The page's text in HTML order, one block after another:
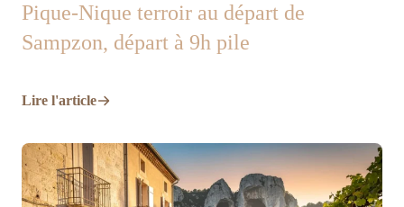
Pique-Nique terroir au départ de
Sampzon, départ à 9h pile
Lire l'article